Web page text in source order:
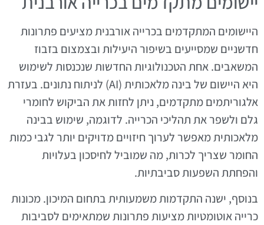
היישומים המתקדמים בכרייה אורבנית מציעים פתרונות
חדשניים שמסייעים בשיפור היעילות ובצמצום בזבוז
המשאבים. אחת הטכנולוגיות החדשות שנכנסות לשימוש
היא היישום של בינה מלאכותית (AI) לניתוח נתונים. בעזרת
אלגוריתמים מתקדמים, ניתן לחזות את הביקוש לחומרי
גלם ולשפר את תהליכי הכרייה. לדוגמה, שימוש בבינה
מלאכותית מאפשר לערוך חיזויים מדויקים יותר לגבי כמות
החומר שצריך לכרות, מה שמוביל לחיסכון בעלויות
והפחתת השפעות סביבתיות.
בנוסף, ישנה התקדמות משמעותית בתחום המיכון. מכונות
כרייה אוטומטיות מציעות פתרונות שמתאימים לסביבות